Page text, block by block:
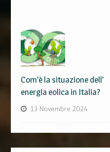
Com’è la situazione dell’
energia eolica in Italia?
13 Novembre 2024